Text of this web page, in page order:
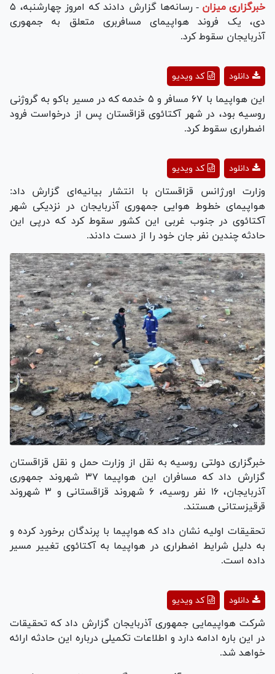
خبرگزاری میزان -
رسانه‌ها گزارش دادند که امروز چهارشنبه، ۵
دی، یک فروند هواپیمای مسافربری متعلق به جمهوری
آذربایجان سقوط کرد.
Play
Video
کد ویدیو دانلود
این هواپیما با ۶۷ مسافر و ۵ خدمه که در مسیر باکو به گروژنی
روسیه بود، در شهر آکتائوی قزاقستان پس از درخواست فرود
اضطراری سقوط کرد.
Play
Video
کد ویدیو دانلود
وزارت اورژانس قزاقستان با انتشار بیانیه‌ای گزارش داد:
هواپیمای خطوط هوایی جمهوری آذربایجان در نزدیکی شهر
آکتائوی در جنوب غربی این کشور سقوط کرد که درپی این
حادثه چندین نفر جان خود را از دست دادند.
خبرگزاری دولتی روسیه به نقل از وزارت حمل و نقل قزاقستان
گزارش داد که مسافران این هواپیما ۳۷ شهروند جمهوری
آذربایجان، ۱۶ نفر روسیه، ۶ شهروند قزاقستانی و ۳ شهروند
قرقیزستانی هستند.
تحقیقات اولیه نشان داد که هواپیما با پرندگان برخورد کرده و
به دلیل شرایط اضطراری در هواپیما به آکتائوی تغییر مسیر
داده است.
Play
Video
کد ویدیو دانلود
شرکت هواپیمایی جمهوری آذربایجان گزارش داد که تحقیقات
در این باره ادامه دارد و اطلاعات تکمیلی درباره این حادثه ارائه
خواهد شد.